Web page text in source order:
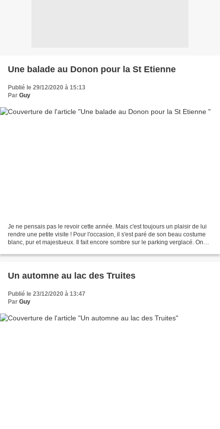
Une balade au Donon pour la St Etienne
Publié le 29/12/2020 à 15:13
Par Guy
Je ne pensais pas le revoir cette année. Mais c'est toujours un plaisir de lui
rendre une petite visite ! Pour l'occasion, il s'est paré de son beau costume
blanc, pur et majestueux. Il fait encore sombre sur le parking verglacé. On
Un automne au lac des Truites
Publié le 23/12/2020 à 13:47
Par Guy